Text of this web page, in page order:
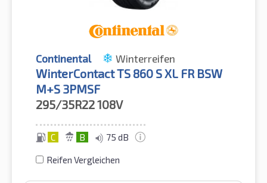
Continental Winterreifen
WinterContact TS 860 S XL FR BSW
M+S 3PMSF
295/35R22108V
C B 75 dB
Reifen Vergleichen